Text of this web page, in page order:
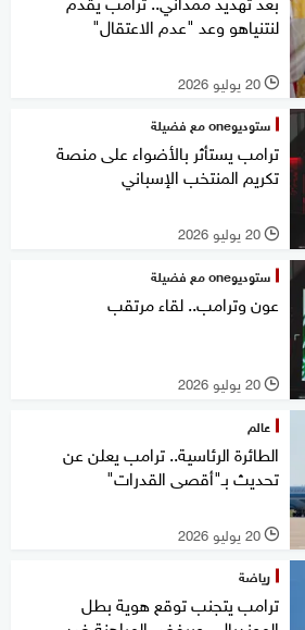
لنتنياهو وعد "عدم الاعتقال"
l 20 يوليو 2026
ستوديوone مع فضيلة
ترامب يستأثر بالأضواء على منصة
تكريم المنتخب الإسباني
l 20 يوليو 2026
ستوديوone مع فضيلة
عون وترامب.. لقاء مرتقب
l 20 يوليو 2026
عالم
الطائرة الرئاسية.. ترامب يعلن عن
تحديث بـ"أقصى القدرات"
l 20 يوليو 2026
رياضة
ترامب يتجنب توقع هوية بطل